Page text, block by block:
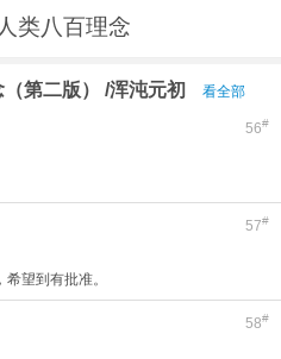
类八百理念
第二版） /浑沌元初 看全部
56#
57#
望到有批准。
58#